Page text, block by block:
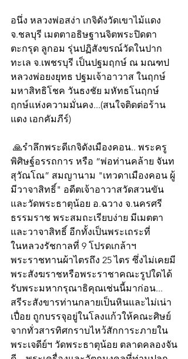
อนึ่ง หลวงพ่อสง่า เกจิดังวัดเขาไม้แดง
จ.ชลบุรี เมตตาอธิษฐานจิตพระปิดตา
ตะกรุด ลูกอม รุ่นปฏิสังขรณ์วัดในปาก
ทะเล จ.เพชรบุรี เป็นปฐมฤกษ์ ณ มณฑป
หลวงพ่อยงยุทธ ปฐมเจ้าอาวาส ในฤกษ์
มหาสิทธิโชค วันธงชัย มหัทธโนฤกษ์
ฤกษ์แห่งความมั่นคง...(สนใจติดต่อร้าน
แดง เอกคัมภีร์)
พิศิษฐ์อรรถการ หรือ “พ่อท่านคล้าย จันท
สุวัณโณ” สมญานาม "เทวดาเมืองคอน ผู้
มีวาจาสิทธิ์" อดีตเจ้าอาวาสวัดสวนขัน
และวัดพระธาตุน้อย อ.ฉวาง จ.นครศรี
ธรรมราช พระสมถะเรียบง่าย มีเมตตา
และวาจาสิทธิ์ อีกทั้งเป็นพระเถระที่
ในหลวงรัชกาลที่ 9 โปรดเกล้าฯ
พระราชทานผ้าไตรถึง 25 ไตร ซึ่งไม่เคยมี
พระสังฆราชหรือพระราชาคณะรูปใดได้
รับพระมหากรุณาธิคุณเช่นนี้มาก่อน...
สรีระสังขารท่านกลายเป็นหินและไม่เน่า
เปื่อย ถูกบรรจุอยู่ในโลงแก้วให้คณะศิษย์
จากทั่วสารทิศกราบไหว้สักการะภายใน
พระเจดีย์ฯ วัดพระธาตุน้อย ตลาดคลองจัน